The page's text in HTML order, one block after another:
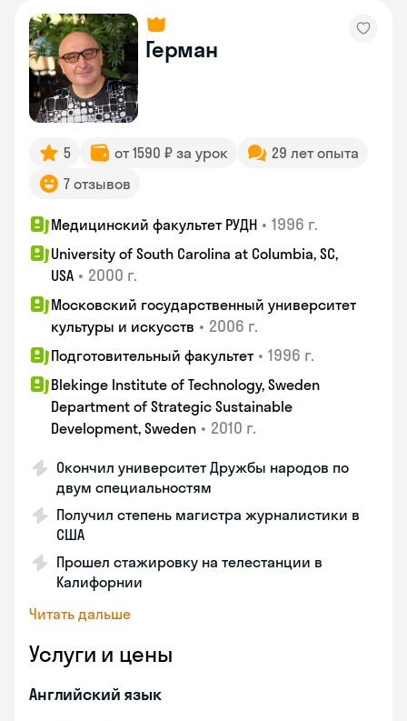
Герман
5 от 1590 ₽ за урок
29 лет опыта
7 отзывов
Медицинский факультет РУДН • 1996 г.
University of South Carolina at Columbia, SC,
USA • 2000 г.
Московский государственный университет
культуры и искусств • 2006 г.
Подготовительный факультет • 1996 г.
Blekinge Institute of Technology, Sweden
Department of Strategic Sustainable
Development, Sweden • 2010 г.
Окончил университет Дружбы народов по
двум специальностям
Получил степень магистра журналистики в
США
Прошел стажировку на телестанции в
Калифорнии
Читать дальше
Услуги и цены
Английский язык